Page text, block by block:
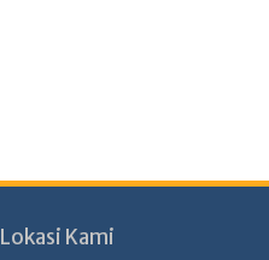
Lokasi Kami